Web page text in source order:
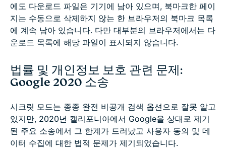
에도 다운로드 파일은 기기에 남아 있으며, 북마크한 페이
지는 수동으로 삭제하지 않는 한 브라우저의 북마크 목록
에 계속 남아 있습니다. 다만 대부분의 브라우저에서는 다
운로드 목록에 해당 파일이 표시되지 않습니다.
법률 및 개인정보 보호 관련 문제:
Google 2020 소송
시크릿 모드는 종종 완전 비공개 검색 옵션으로 잘못 알고
있지만, 2020년 캘리포니아에서 Google을 상대로 제기
된 주요 소송에서 그 한계가 드러났고 사용자 동의 및 데
이터 수집에 대한 법적 문제가 제기되었습니다.